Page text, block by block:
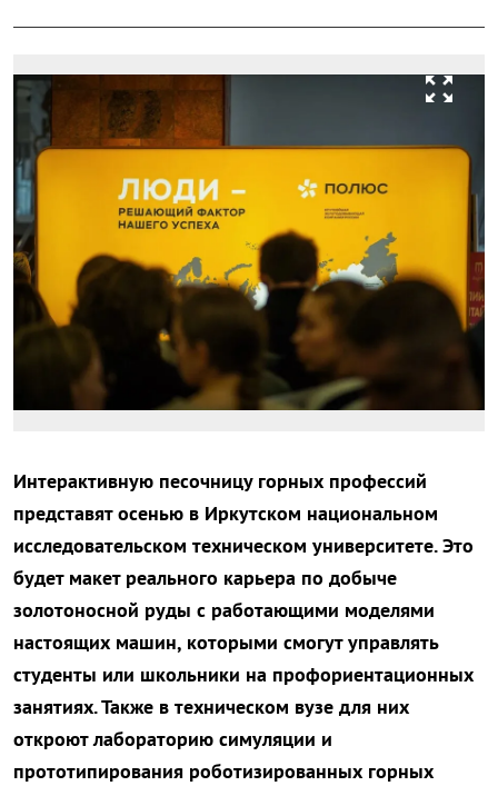
zoom_out_map
Интерактивную песочницу горных профессий
представят осенью в Иркутском национальном
исследовательском техническом университете. Это
будет макет реального карьера по добыче
золотоносной руды с работающими моделями
настоящих машин, которыми смогут управлять
студенты или школьники на профориентационных
занятиях. Также в техническом вузе для них
откроют лабораторию симуляции и
прототипирования роботизированных горных